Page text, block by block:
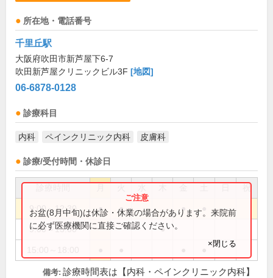
所在地・電話番号
千里丘駅
大阪府吹田市新芦屋下6-7
吹田新芦屋クリニックビル3F [地図]
06-6878-0128
診療科目
内科 ペインクリニック内科 皮膚科
診療/受付時間・休診日
祝
9:00～12:30 ● ● ●
9:00～13:00 ●
お盆(8月中旬)は休診・休業の場合があります。来院前
に必ず医療機関に直接ご確認ください。
×閉じる
備考: 診療時間表は【内科・ペインクリニック内科】